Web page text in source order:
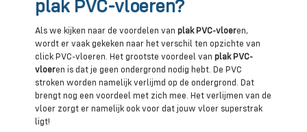
plak PVC-vloeren?
Als we kijken naar de voordelen vanplak PVC-vloeren,
wordt er vaak gekeken naar het verschil ten opzichte van
click PVC-vloeren. Het grootste voordeel vanplak PVC-
vloeren is dat je geen ondergrond nodig hebt. De PVC
stroken worden namelijk verlijmd op de ondergrond. Dat
brengt nog een voordeel met zich mee. Het verlijmen van de
vloer zorgt er namelijk ook voor dat jouw vloer superstrak
ligt!